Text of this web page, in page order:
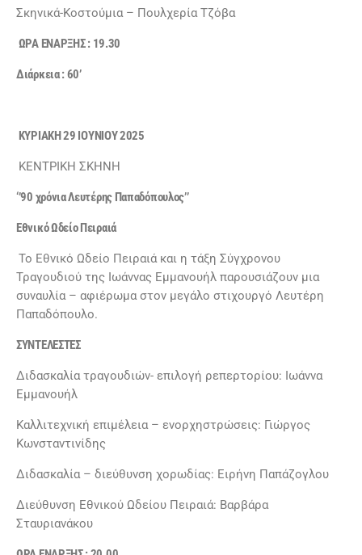
Σκηνικά-Κοστούμια – Πουλχερία Τζόβα
ΩΡΑ ΕΝΑΡΞΗΣ : 19.30
Διάρκεια : 60’
ΚΥΡΙΑΚΗ 29 ΙΟΥΝΙΟΥ 2025
ΚΕΝΤΡΙΚΗ ΣΚΗΝΗ
‘’90 χρόνια Λευτέρης Παπαδόπουλος’’
Εθνικό Ωδείο Πειραιά
Το Εθνικό Ωδείο Πειραιά και η τάξη Σύγχρονου
Τραγουδιού της Ιωάννας Εμμανουήλ παρουσιάζουν μια
συναυλία – αφιέρωμα στον μεγάλο στιχουργό Λευτέρη
Παπαδόπουλο.
ΣΥΝΤΕΛΕΣΤΕΣ
Διδασκαλία τραγουδιών- επιλογή ρεπερτορίου: Ιωάννα
Εμμανουήλ
Καλλιτεχνική επιμέλεια – ενορχηστρώσεις: Γιώργος
Κωνσταντινίδης
Διδασκαλία – διεύθυνση χορωδίας: Ειρήνη Παπάζογλου
Διεύθυνση Εθνικού Ωδείου Πειραιά: Βαρβάρα
Σταυριανάκου